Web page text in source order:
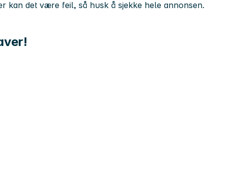
kan det være feil, så husk å sjekke hele annonsen.